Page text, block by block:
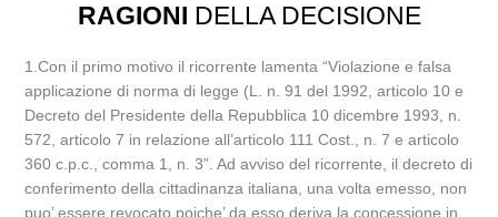
RAGIONI DELLA DECISIONE
1.Con il primo motivo il ricorrente lamenta “Violazione e falsa
applicazione di norma di legge (L. n. 91 del 1992, articolo 10 e
Decreto del Presidente della Repubblica 10 dicembre 1993, n.
572, articolo 7 in relazione all’articolo 111 Cost., n. 7 e articolo
360 c.p.c., comma 1, n. 3”. Ad avviso del ricorrente, il decreto di
conferimento della cittadinanza italiana, una volta emesso, non
puo’ essere revocato poiche’ da esso deriva la concessione in